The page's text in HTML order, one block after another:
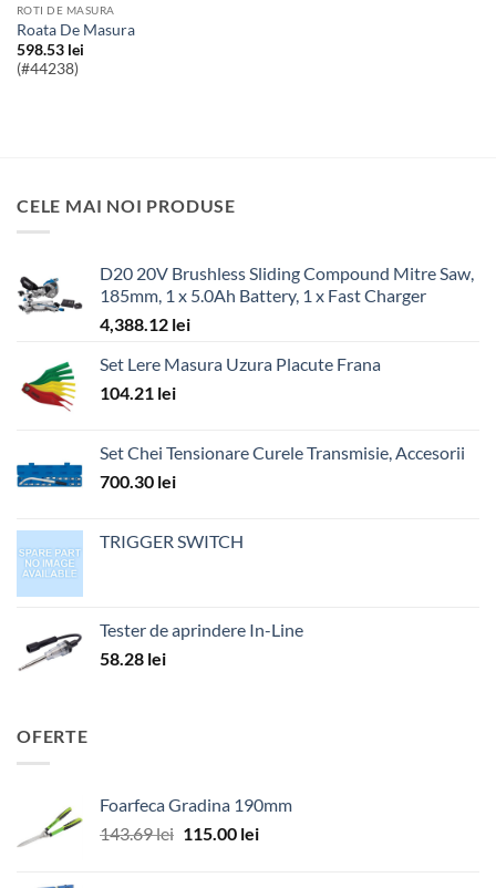
ROTI DE MASURA
Roata De Masura
598.53 lei
(#44238)
CELE MAI NOI PRODUSE
D20 20V Brushless Sliding Compound Mitre Saw,
185mm, 1 x 5.0Ah Battery, 1 x Fast Charger
4,388.12 lei
Set Lere Masura Uzura Placute Frana
104.21 lei
Set Chei Tensionare Curele Transmisie, Accesorii
700.30 lei
TRIGGER SWITCH
Tester de aprindere In-Line
58.28 lei
OFERTE
Foarfeca Gradina 190mm
143.69lei Prețul
115.00 leiPrețul